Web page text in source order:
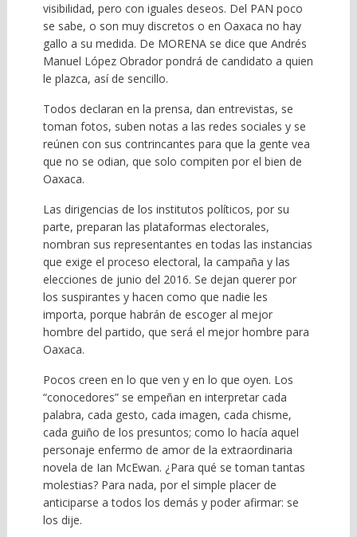
visibilidad, pero con iguales deseos. Del PAN poco
se sabe, o son muy discretos o en Oaxaca no hay
gallo a su medida. De MORENA se dice que Andrés
Manuel López Obrador pondrá de candidato a quien
le plazca, así de sencillo.
Todos declaran en la prensa, dan entrevistas, se
toman fotos, suben notas a las redes sociales y se
reúnen con sus contrincantes para que la gente vea
que no se odian, que solo compiten por el bien de
Oaxaca.
Las dirigencias de los institutos políticos, por su
parte, preparan las plataformas electorales,
nombran sus representantes en todas las instancias
que exige el proceso electoral, la campaña y las
elecciones de junio del 2016. Se dejan querer por
los suspirantes y hacen como que nadie les
importa, porque habrán de escoger al mejor
hombre del partido, que será el mejor hombre para
Oaxaca.
Pocos creen en lo que ven y en lo que oyen. Los
“conocedores” se empeñan en interpretar cada
palabra, cada gesto, cada imagen, cada chisme,
cada guiño de los presuntos; como lo hacía aquel
personaje enfermo de amor de la extraordinaria
novela de Ian McEwan. ¿Para qué se toman tantas
molestias? Para nada, por el simple placer de
anticiparse a todos los demás y poder afirmar: se
los dije.